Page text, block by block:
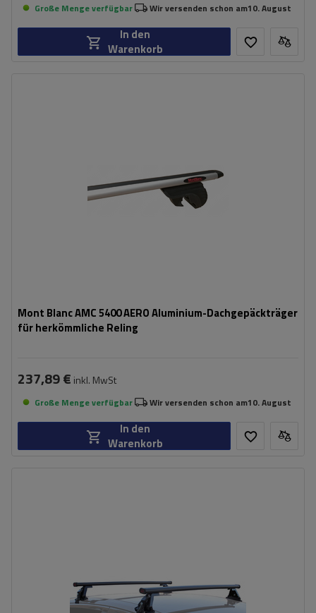
Große Menge verfügbar Wir versenden schon am10. August
In den
Warenkorb
Mont Blanc AMC 5400 AERO Aluminium-Dachgepäckträger
für herkömmliche Reling
237,89 € inkl. MwSt
Große Menge verfügbar Wir versenden schon am10. August
In den
Warenkorb